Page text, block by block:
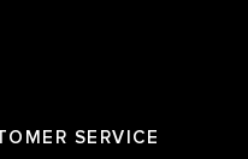
SERVICE